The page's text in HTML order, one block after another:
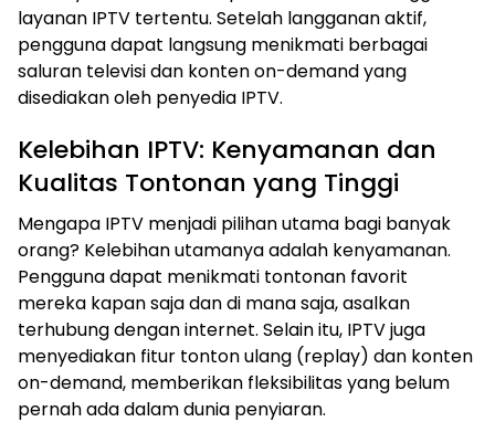
layanan IPTV tertentu. Setelah langganan aktif,
pengguna dapat langsung menikmati berbagai
saluran televisi dan konten on-demand yang
disediakan oleh penyedia IPTV.
Kelebihan IPTV: Kenyamanan dan
Kualitas Tontonan yang Tinggi
Mengapa IPTV menjadi pilihan utama bagi banyak
orang? Kelebihan utamanya adalah kenyamanan.
Pengguna dapat menikmati tontonan favorit
mereka kapan saja dan di mana saja, asalkan
terhubung dengan internet. Selain itu, IPTV juga
menyediakan fitur tonton ulang (replay) dan konten
on-demand, memberikan fleksibilitas yang belum
pernah ada dalam dunia penyiaran.